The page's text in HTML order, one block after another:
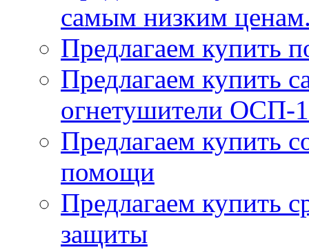
самым низким
Предлагаем купить
Предлагаем купить
огнетушители
Предлагаем купить
помощи
Предлагаем купить
защиты